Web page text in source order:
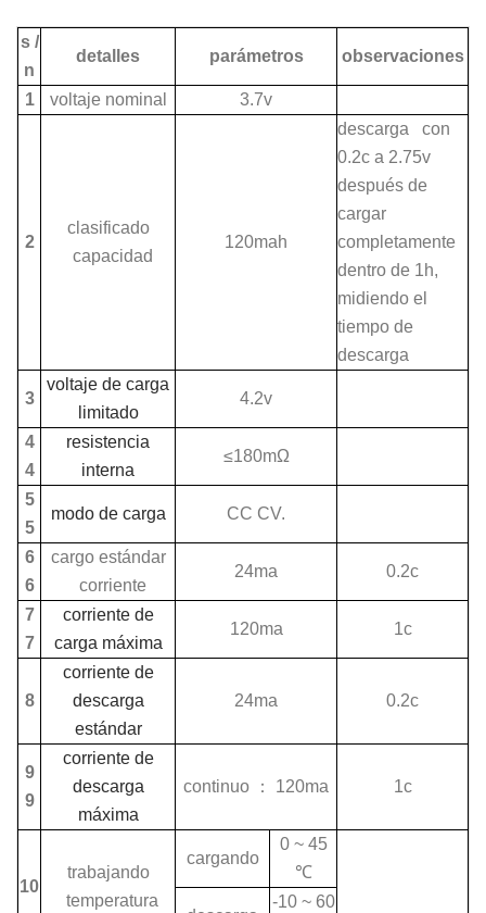
s /
n
detalles parámetros observaciones
1 voltaje nominal 3.7v
2
clasificado
capacidad
120mah
descarga con
0.2c a 2.75v
después de
cargar
completamente
dentro de 1h,
midiendo el
tiempo de
descarga
3
voltaje de carga
limitado
4.2v
4
4
resistencia
interna
≤180mΩ
5
5
modo de carga CC CV.
6
6
cargo estándar
corriente
24ma 0.2c
7
7
corriente de
carga máxima
120ma 1c
8
corriente de
descarga
estándar
24ma 0.2c
9
9
corriente de
descarga
máxima
continuo ： 120ma 1c
10
trabajando
temperatura
cargando
0 ~ 45
℃
-10 ~ 60